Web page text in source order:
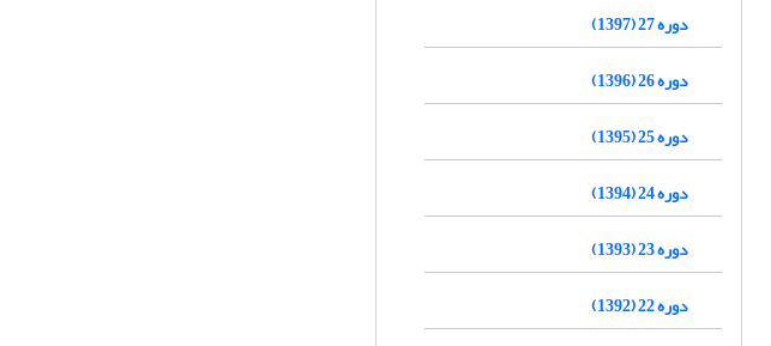
دوره 27 (1397)
دوره 26 (1396)
دوره 25 (1395)
دوره 24 (1394)
دوره 23 (1393)
دوره 22 (1392)